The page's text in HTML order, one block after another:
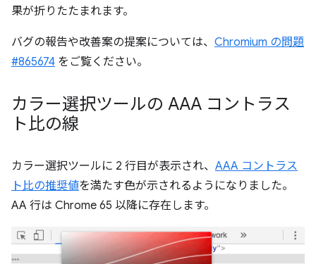
果が折りたたまれます。
バグの報告や改善案の提案については、 Chromium の問題
#865674 をご覧ください。
カラー選択ツールの AAA コントラス
ト比の線
カラー選択ツールに 2 行目が表示され、 AAA コントラス
ト比の推奨値を満たす色が示されるようになりました。
AA 行は Chrome 65 以降に存在します。